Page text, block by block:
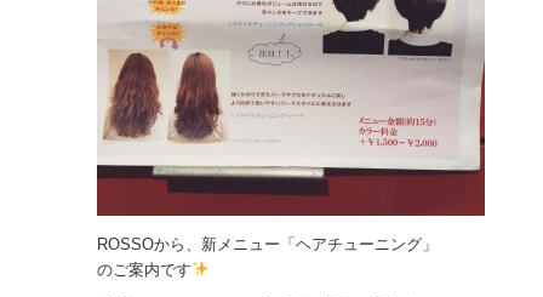
ROSSOから、新メニュー「ヘアチューニング」
のご案内です